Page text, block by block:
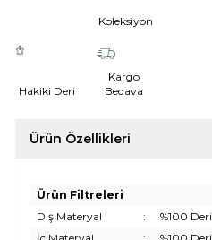
Koleksiyon
Hakiki Deri
Kargo
Bedava
Ürün Özellikleri
Ürün Filtreleri
Dış Materyal
:
%100 Deri